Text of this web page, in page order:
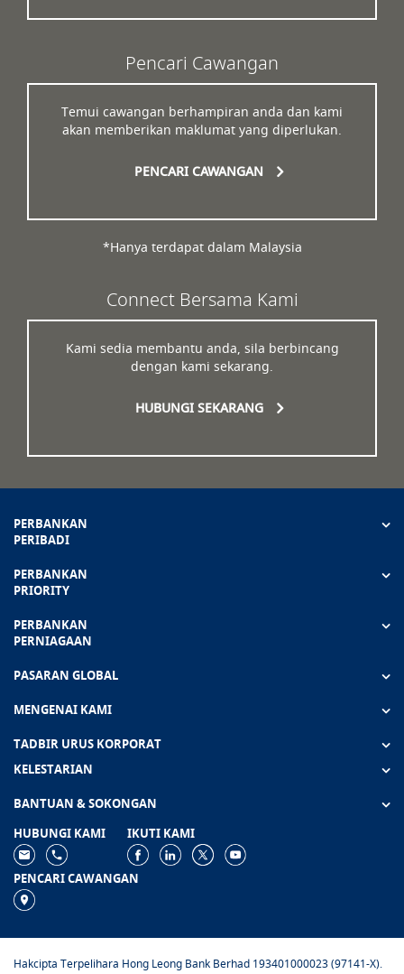
Pencari Cawangan
Temui cawangan berhampiran anda dan kami
akan memberikan maklumat yang diperlukan.
PENCARI CAWANGAN
*Hanya terdapat dalam Malaysia
Connect Bersama Kami
Kami sedia membantu anda, sila berbincang
dengan kami sekarang.
HUBUNGI SEKARANG
PERBANKAN
PERIBADI
PERBANKAN
PRIORITY
PERBANKAN
PERNIAGAAN
PASARAN GLOBAL
MENGENAI KAMI
TADBIR URUS KORPORAT
KELESTARIAN
BANTUAN & SOKONGAN
HUBUNGI KAMI
IKUTI KAMI
PENCARI CAWANGAN
Hakcipta Terpelihara Hong Leong Bank Berhad 193401000023 (97141-X).